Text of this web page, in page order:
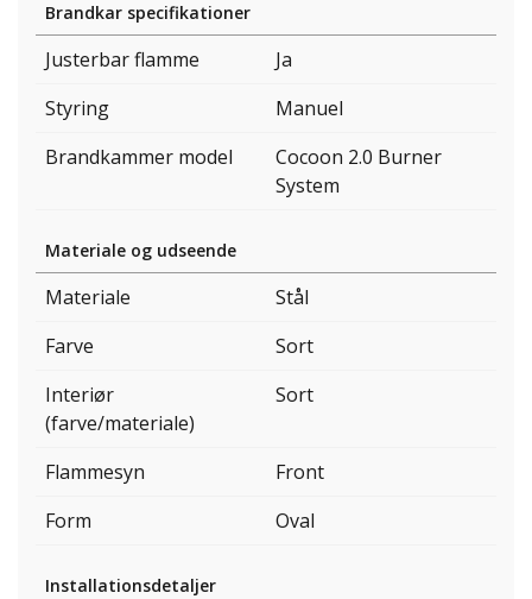
Brandkar specifikationer
Justerbar flamme
Ja
Styring
Manuel
Brandkammer model
Cocoon 2.0 Burner
System
Materiale og udseende
Materiale
Stål
Farve
Sort
Interiør
(farve/materiale)
Sort
Flammesyn
Front
Form
Oval
Installationsdetaljer